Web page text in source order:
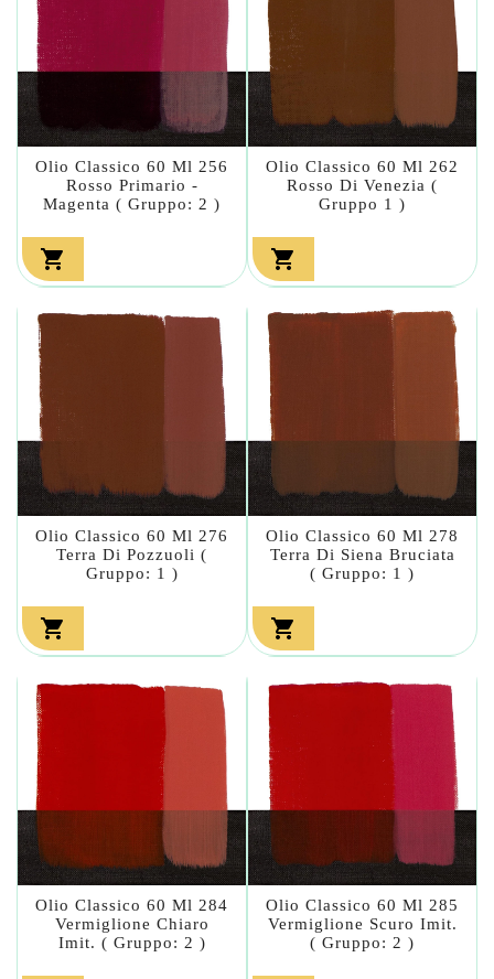
Olio Classico 60 Ml 256
Rosso Primario -
Magenta ( Gruppo: 2 )

Olio Classico 60 Ml 262
Rosso Di Venezia (
Gruppo 1 )

Olio Classico 60 Ml 276
Terra Di Pozzuoli (
Gruppo: 1 )

Olio Classico 60 Ml 278
Terra Di Siena Bruciata
( Gruppo: 1 )

Olio Classico 60 Ml 284
Vermiglione Chiaro
Imit. ( Gruppo: 2 )
Olio Classico 60 Ml 285
Vermiglione Scuro Imit.
( Gruppo: 2 )